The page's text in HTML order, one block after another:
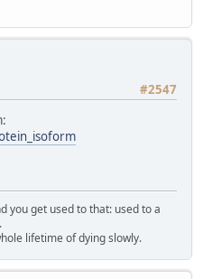
#2547
you get used to that: used to a
lifetime of dying slowly.